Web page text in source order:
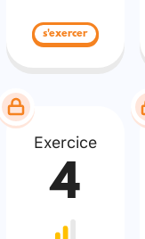
s'exercer
Exercice
4